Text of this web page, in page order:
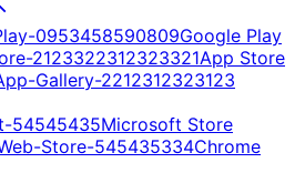
Google Play
App Store
Microsoft Store
Chrome